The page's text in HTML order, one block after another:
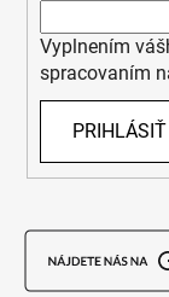
Vyplnením
spracovaním